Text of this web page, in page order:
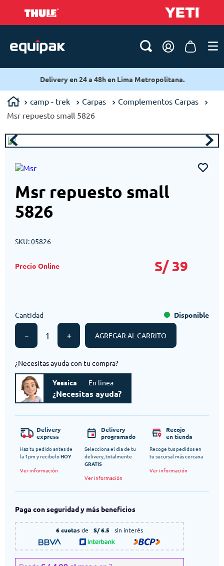
Delivery en 24 a 48h en Lima Metropolitana.
camp - trek Carpas
Complementos Carpas
Msr repuesto small 5826
Msr repuesto small
5826
SKU:05826
S/ 39
Cantidad
＋
－
Disponible
AGREGAR AL CARRITO
¿Necesitas ayuda con tu compra?
Yessica En linea
¿Necesitas ayuda?
Delivery
express
Haz tu pedido antes de
la 1pm y recibeloHOY
Ver información
Delivery
programado
Selecciona el dia de tu
delivery, totalmente
GRATIS
Ver información
Recojo
en tienda
Recoge tus pedidos en
tu sucursal más cercana
Ver información
Paga con seguridad y más beneficios
6 cuotasde S/ 6.5 sin interés